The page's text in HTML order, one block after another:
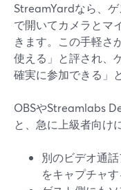
StreamYardなら、
で開いてカメラとマ
きます。この手軽さ
使える」と評され、
確実に参加できる」
OBSやStreamlabs
と、急に上級者向け
別のビデオ通
をキャプチャす